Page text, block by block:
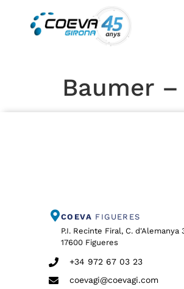
Baumer
COEVA FIGUERES
P.I. Recinte Firal, C. d'Alemanya
17600 Figueres
+34 972 67 03 23
coevagi@coevagi.com